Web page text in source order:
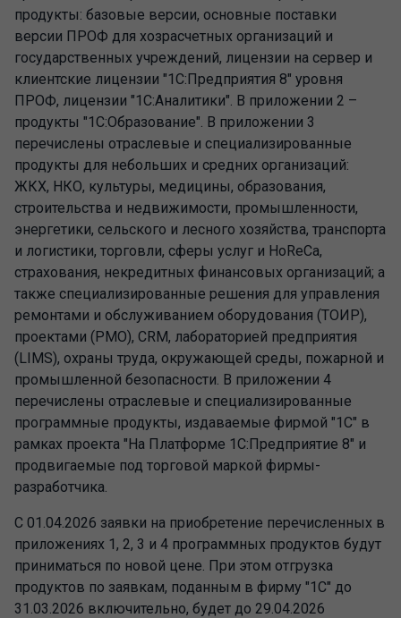
продукты: базовые версии, основные поставки
версии ПРОФ для хозрасчетных организаций и
государственных учреждений, лицензии на сервер и
клиентские лицензии "1С:Предприятия 8" уровня
ПРОФ, лицензии "1С:Аналитики". В приложении 2 –
продукты "1С:Образование". В приложении 3
перечислены отраслевые и специализированные
продукты для небольших и средних организаций:
ЖКХ, НКО, культуры, медицины, образования,
строительства и недвижимости, промышленности,
энергетики, сельского и лесного хозяйства, транспорта
и логистики, торговли, сферы услуг и HoReCa,
страхования, некредитных финансовых организаций; а
также специализированные решения для управления
ремонтами и обслуживанием оборудования (ТОИР),
проектами (PMO), CRM, лабораторией предприятия
(LIMS), охраны труда, окружающей среды, пожарной и
промышленной безопасности. В приложении 4
перечислены отраслевые и специализированные
программные продукты, издаваемые фирмой "1С" в
рамках проекта "На Платформе 1С:Предприятие 8" и
продвигаемые под торговой маркой фирмы-
разработчика.
С 01.04.2026 заявки на приобретение перечисленных в
приложениях 1, 2, 3 и 4 программных продуктов будут
приниматься по новой цене. При этом отгрузка
продуктов по заявкам, поданным в фирму "1С" до
31.03.2026 включительно, будет до 29.04.2026